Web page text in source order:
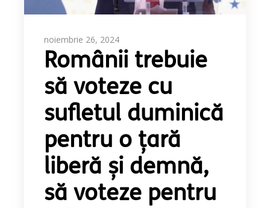
noiembrie 26, 2024
Românii trebuie
să voteze cu
sufletul duminică
pentru o țară
liberă și demnă,
să voteze pentru